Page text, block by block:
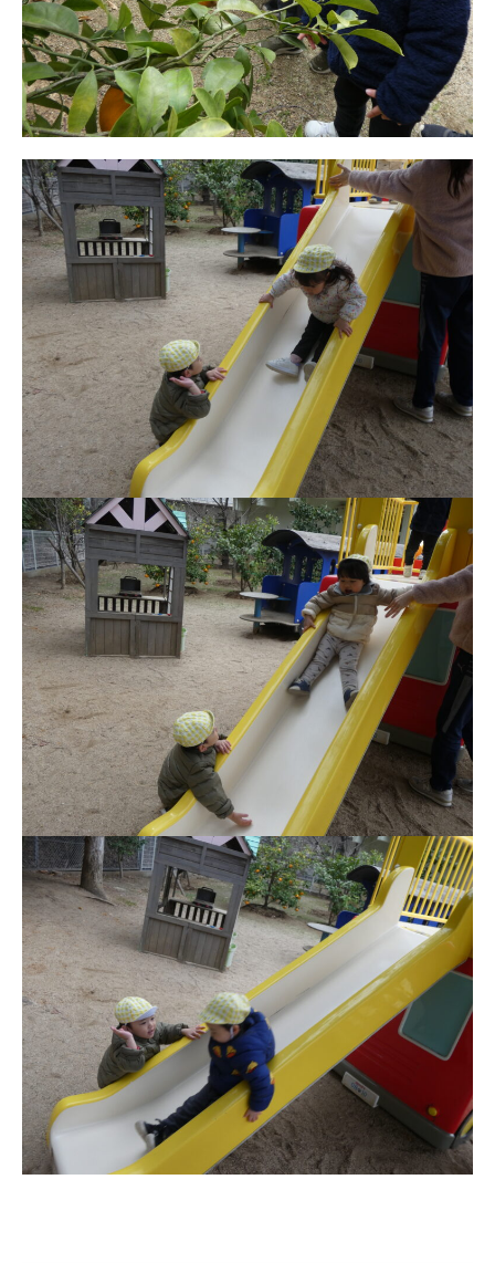
お知らせ
今日の幼稚園
園児募集要項
教職員募集